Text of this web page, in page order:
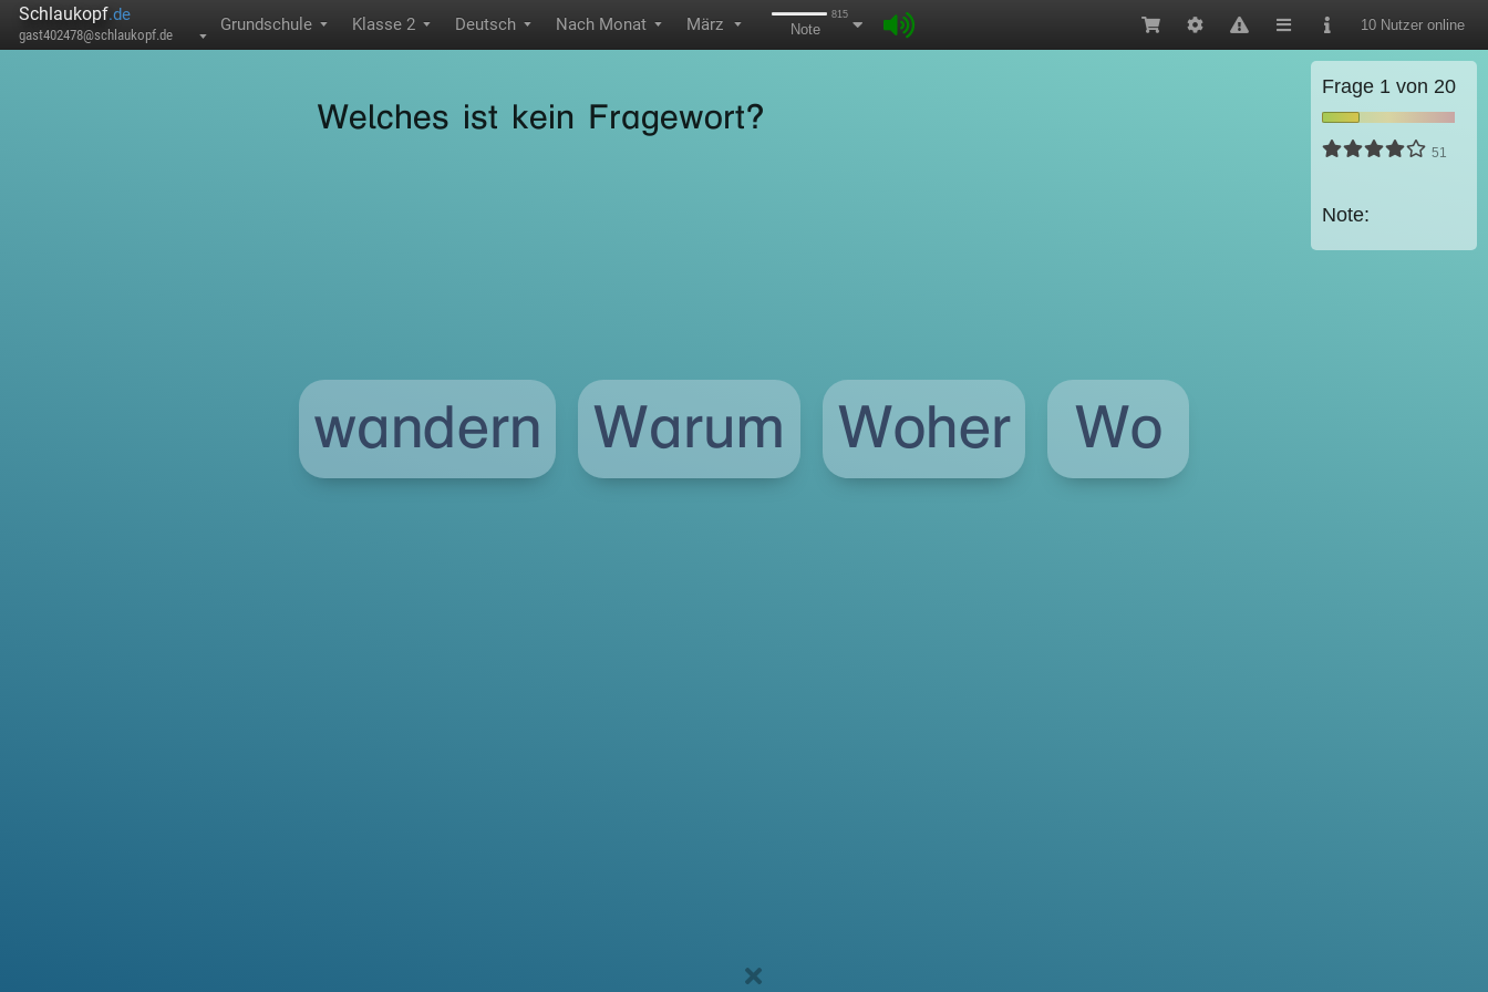
Schlaukopf.de
gast402478@schlaukopf.de ▼
Grundschule ▼ Klasse 2 ▼ Deutsch ▼ Nach Monat ▼ März ▼
815
Note 10 Nutzer online
Welches ist kein Fragewort?
wandern Warum Woher Wo
Frage 1 von 20
51
Note: